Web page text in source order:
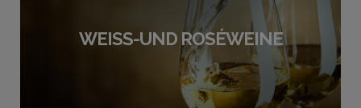
WEISS-UND ROSÉWEINE